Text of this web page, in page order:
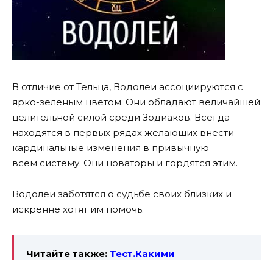
В отличие от Тельца, Водолеи ассоциируются с
ярко-зеленым цветом. Они обладают величайшей
целительной силой среди Зодиаков. Всегда
находятся в первых рядах желающих внести
кардинальные изменения в привычную
всем систему. Они новаторы и гордятся этим.
Водолеи заботятся о судьбе своих близких и
искренне хотят им помочь.
Читайте также: Тест.Какими